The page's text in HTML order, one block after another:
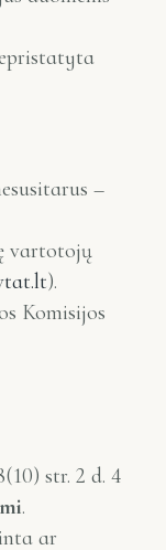
–
vartotojų
).
Komisijos
str. 2 d. 4
.
ar